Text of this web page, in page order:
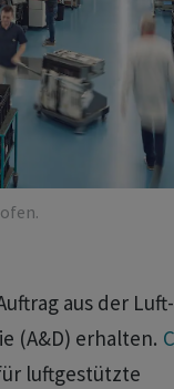
aus der
(A&D) erhalten.
luftgestützte